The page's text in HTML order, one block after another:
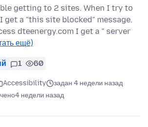
getting to 2 sites. When I try to
get a "this site blocked" message.
dteenergy.com I get a " server
ещё)
1 60
Accessibility
задан 4 недели назад
4 недели назад